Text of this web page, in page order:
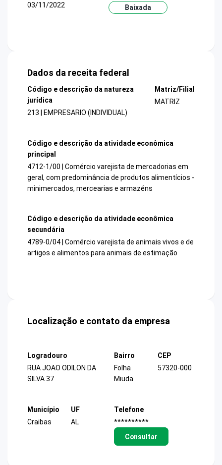
03/11/2022
Baixada
Dados da receita federal
Código e descrição da natureza
jurídica
213 | EMPRESARIO (INDIVIDUAL)
Matriz/Filial
MATRIZ
Código e descrição da atividade econômica
principal
4712-1/00 | Comércio varejista de mercadorias em
geral, com predominância de produtos alimentícios -
minimercados, mercearias e armazéns
Código e descrição da atividade econômica
secundária
4789-0/04 | Comércio varejista de animais vivos e de
artigos e alimentos para animais de estimação
Localização e contato da empresa
Logradouro
RUA JOAO ODILON DA
SILVA 37
Bairro
Folha
Miuda
CEP
57320-000
Município
Craibas
UF
AL
Telefone
**********
Consultar